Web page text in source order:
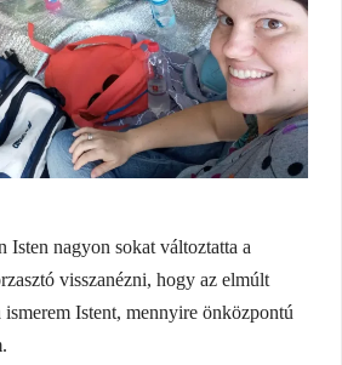
Isten nagyon sokat változtatta a
visszanézni, hogy az elmúlt
Istent, mennyire önközpontú